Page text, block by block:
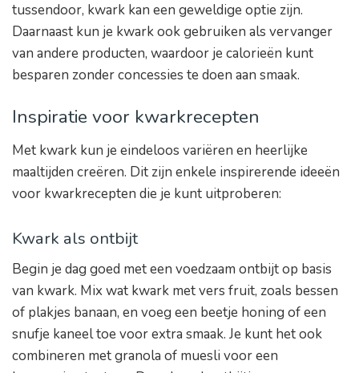
tussendoor, kwark kan een geweldige optie zijn.
Daarnaast kun je kwark ook gebruiken als vervanger
van andere producten, waardoor je calorieën kunt
besparen zonder concessies te doen aan smaak.
Inspiratie voor kwarkrecepten
Met kwark kun je eindeloos variëren en heerlijke
maaltijden creëren. Dit zijn enkele inspirerende ideeën
voor kwarkrecepten die je kunt uitproberen:
Kwark als ontbijt
Begin je dag goed met een voedzaam ontbijt op basis
van kwark. Mix wat kwark met vers fruit, zoals bessen
of plakjes banaan, en voeg een beetje honing of een
snufje kaneel toe voor extra smaak. Je kunt het ook
combineren met granola of muesli voor een